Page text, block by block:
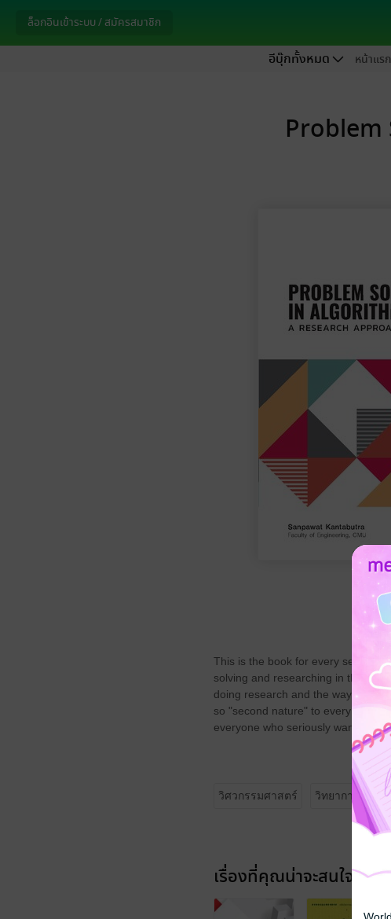
ล็อกอินเข้าระบบ / สมัครสมาชิก
อีบุ๊กทั้งหมด หน้าแรก
Problem
This is the book for every serious
solving and researching in the
doing research and the way of
so "second nature" to every top
everyone who seriously wants to
วิศวกรรมศาสตร์ วิทยาการคอมพิ
เรื่องที่คุณน่าจะสนใจ